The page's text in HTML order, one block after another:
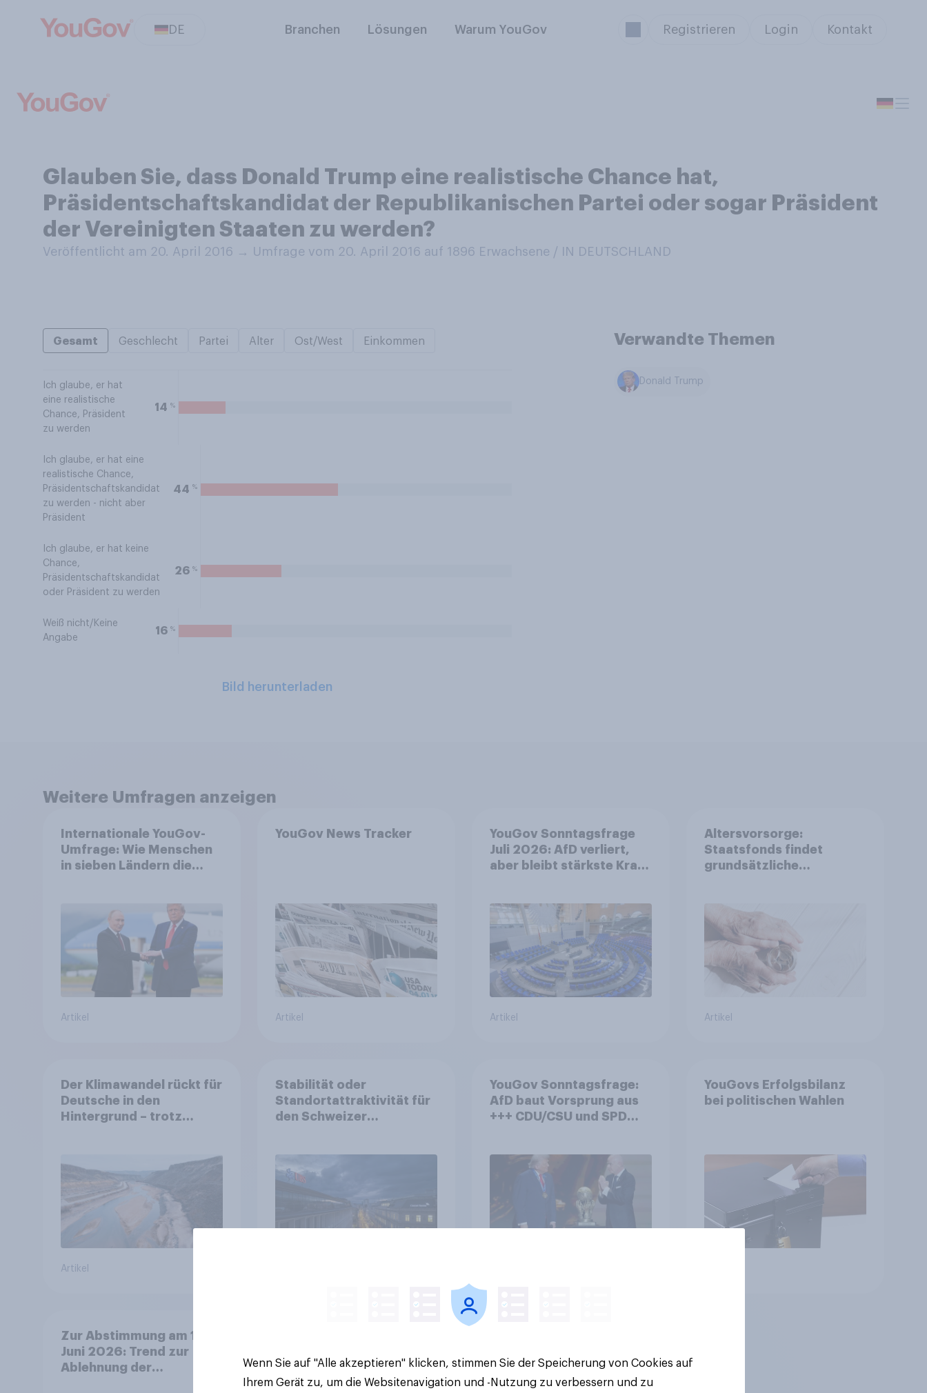
DE Branchen Lösungen Warum YouGov Registrieren Login Kontakt
Glauben Sie, dass Donald Trump eine realistische Chance hat,
Präsidentschaftskandidat der Republikanischen Partei oder sogar Präsident
der Vereinigten Staaten zu werden?
Veröffentlicht am 20. April 2016 → Umfrage vom 20. April 2016 auf 1896 Erwachsene / IN DEUTSCHLAND
Gesamt Geschlecht Partei Alter Ost/West Einkommen
Ich glaube, er hat
eine realistische
Chance, Präsident
zu werden
14 %
Ich glaube, er hat eine
realistische Chance,
Präsidentschaftskandidat
zu werden - nicht aber
Präsident
44 %
Ich glaube, er hat keine
Chance,
Präsidentschaftskandidat
oder Präsident zu werden
26 %
Weiß nicht/Keine
Angabe
16 %
Bild herunterladen
Verwandte Themen
Donald Trump
Weitere Umfragen anzeigen
Internationale YouGov-
Umfrage: Wie Menschen
in sieben Ländern die
Bedrohungen und
Bündnisse bewerten
Artikel
YouGov News Tracker
Artikel
YouGov Sonntagsfrage
Juli 2026: AfD verliert,
aber bleibt stärkste Kraft
Bevölkerung
Artikel
Altersvorsorge:
Staatsfonds findet
grundsätzliche
entscheiden über die
Akzeptanz
Artikel
Der Klimawandel rückt für
Deutsche in den
Hintergrund – trotz
Artikel
Stabilität oder
Standortattraktivität für
den Schweizer
Debatte um die
Regulierung von
Grossbanken steht
YouGov Sonntagsfrage:
AfD baut Vorsprung aus
+++ CDU/CSU und SPD
wünschen sich Fußball-
WM ohne Politik
YouGovs Erfolgsbilanz
bei politischen Wahlen
Zur Abstimmung am 14.
Juni 2026: Trend zur
Ablehnung der
Wenn Sie auf "Alle akzeptieren" klicken, stimmen Sie der Speicherung von Cookies auf
Ihrem Gerät zu, um die Websitenavigation und -Nutzung zu verbessern und zu